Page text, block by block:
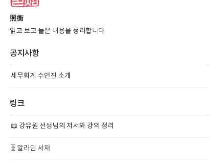
照衡
읽고 보고 들은 내용을 정리합니다
공지사항
세무회계 수앤진 소개
링크
📖 강유원 선생님의 저서와 강의 정리
🗄️ 알라딘 서재